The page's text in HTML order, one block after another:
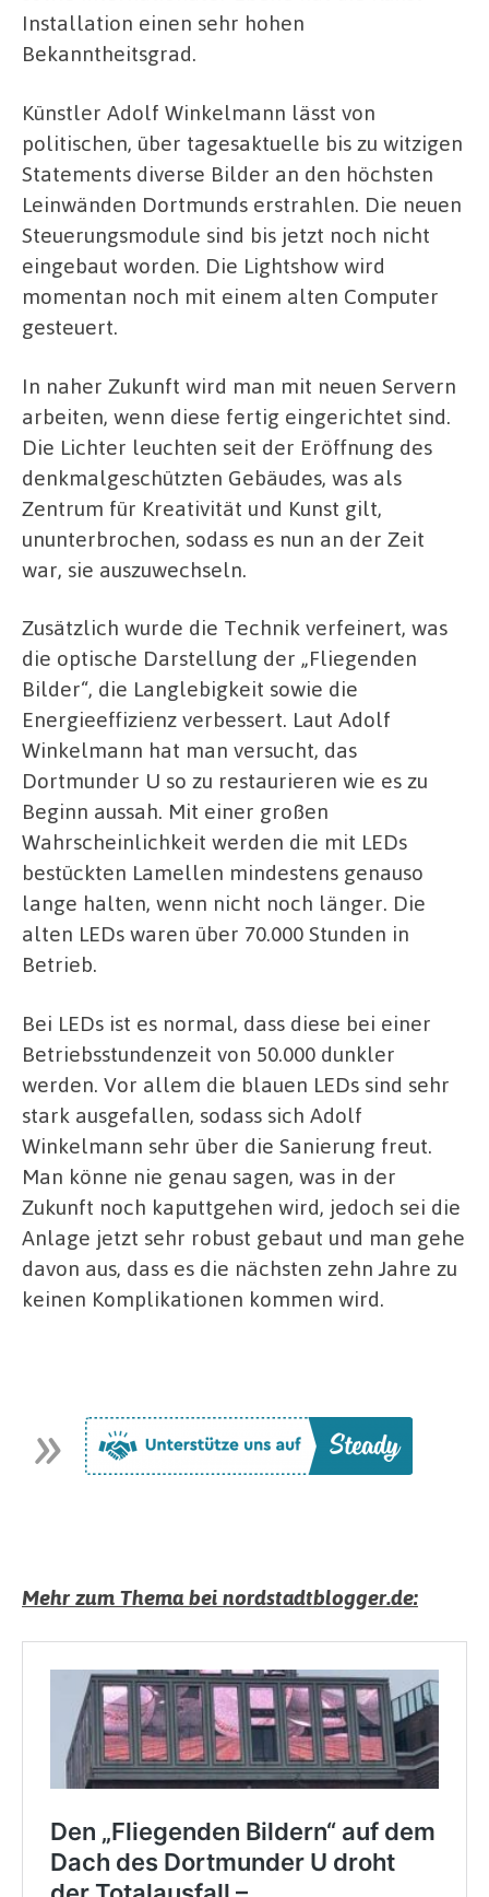
Installation einen sehr hohen
Bekanntheitsgrad.
Künstler Adolf Winkelmann lässt von
politischen, über tagesaktuelle bis zu witzigen
Statements diverse Bilder an den höchsten
Leinwänden Dortmunds erstrahlen. Die neuen
Steuerungsmodule sind bis jetzt noch nicht
eingebaut worden. Die Lightshow wird
momentan noch mit einem alten Computer
gesteuert.
In naher Zukunft wird man mit neuen Servern
arbeiten, wenn diese fertig eingerichtet sind.
Die Lichter leuchten seit der Eröffnung des
denkmalgeschützten Gebäudes, was als
Zentrum für Kreativität und Kunst gilt,
ununterbrochen, sodass es nun an der Zeit
war, sie auszuwechseln.
Zusätzlich wurde die Technik verfeinert, was
die optische Darstellung der „Fliegenden
Bilder“, die Langlebigkeit sowie die
Energieeffizienz verbessert. Laut Adolf
Winkelmann hat man versucht, das
Dortmunder U so zu restaurieren wie es zu
Beginn aussah. Mit einer großen
Wahrscheinlichkeit werden die mit LEDs
bestückten Lamellen mindestens genauso
lange halten, wenn nicht noch länger. Die
alten LEDs waren über 70.000 Stunden in
Betrieb.
Bei LEDs ist es normal, dass diese bei einer
Betriebsstundenzeit von 50.000 dunkler
werden. Vor allem die blauen LEDs sind sehr
stark ausgefallen, sodass sich Adolf
Winkelmann sehr über die Sanierung freut.
Man könne nie genau sagen, was in der
Zukunft noch kaputtgehen wird, jedoch sei die
Anlage jetzt sehr robust gebaut und man gehe
davon aus, dass es die nächsten zehn Jahre zu
keinen Komplikationen kommen wird.
Mehr zum Thema bei nordstadtblogger.de: